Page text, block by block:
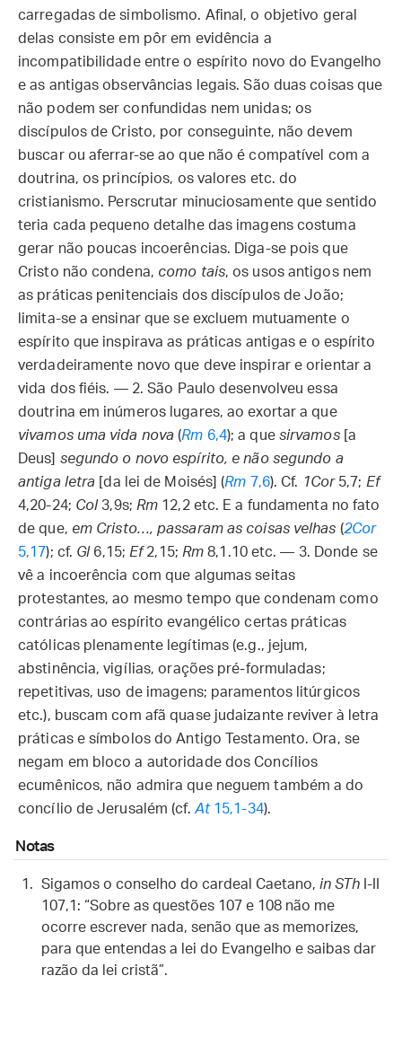
carregadas de simbolismo. Afinal, o objetivo geral
delas consiste em pôr em evidência a
incompatibilidade entre o espírito novo do Evangelho
e as antigas observâncias legais. São duas coisas que
não podem ser confundidas nem unidas; os
discípulos de Cristo, por conseguinte, não devem
buscar ou aferrar-se ao que não é compatível com a
doutrina, os princípios, os valores etc. do
cristianismo. Perscrutar minuciosamente que sentido
teria cada pequeno detalhe das imagens costuma
gerar não poucas incoerências. Diga-se pois que
Cristo não condena, como tais, os usos antigos nem
as práticas penitenciais dos discípulos de João;
limita-se a ensinar que se excluem mutuamente o
espírito que inspirava as práticas antigas e o espírito
verdadeiramente novo que deve inspirar e orientar a
vida dos fiéis. — 2. São Paulo desenvolveu essa
doutrina em inúmeros lugares, ao exortar a que
vivamos uma vida nova (Rm 6,4); a quesirvamos[a
Deus] segundo o novo espírito, e não segundo a
antiga letra [da lei de Moisés] (Rm 7,6). Cf. 1Cor5,7; Ef
4,20-24; Col 3,9s; Rm 12,2 etc. E a fundamenta no fato
de que, em Cristo…, passaram as coisas velhas (2Cor
5,17); cf. Gl 6,15; Ef2,15; Rm 8,1.10 etc. — 3. Donde se
vê a incoerência com que algumas seitas
protestantes, ao mesmo tempo que condenam como
contrárias ao espírito evangélico certas práticas
católicas plenamente legítimas (e.g., jejum,
abstinência, vigílias, orações pré-formuladas;
repetitivas, uso de imagens; paramentos litúrgicos
etc.), buscam com afã quase judaizante reviver à letra
práticas e símbolos do Antigo Testamento. Ora, se
negam em bloco a autoridade dos Concílios
ecumênicos, não admira que neguem também a do
concílio de Jerusalém (cf. At15,1-34).
Notas
Sigamos o conselho do cardeal Caetano, in STh I-II
107,1: “Sobre as questões 107 e 108 não me
ocorre escrever nada, senão que as memorizes,
para que entendas a lei do Evangelho e saibas dar
razão da lei cristã”.